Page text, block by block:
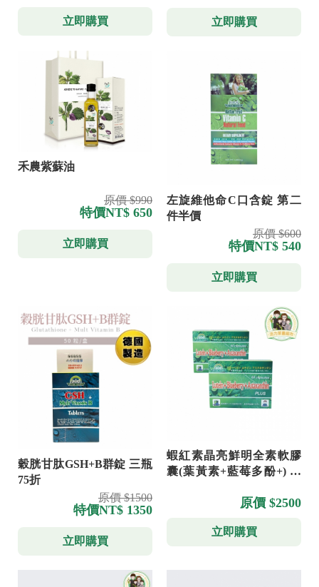
立即購買 立即購買
禾農紫蘇油
原價 $990
特價NT$ 650
立即購買
左旋維他命C口含錠 第二
件半價
原價 $600
特價NT$ 540
立即購買
穀胱甘肽GSH+B群錠 三瓶
75折
原價 $1500
特價NT$ 1350
立即購買
蝦紅素晶亮鮮明全素軟膠
囊(葉黃素+藍莓多酚+) 多
原價 $2500
立即購買